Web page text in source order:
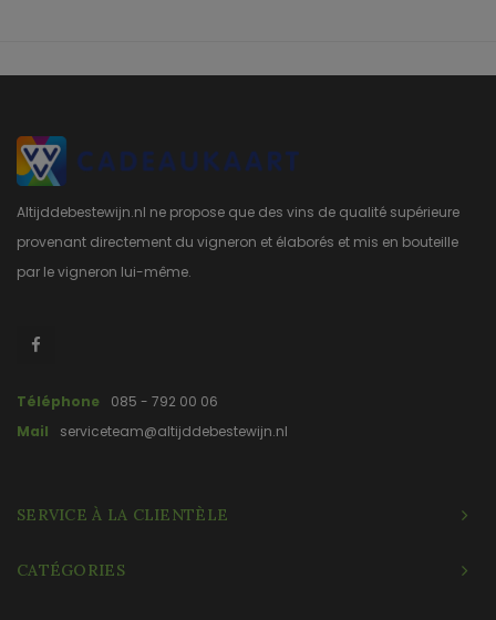
Altijddebestewijn.nl ne propose que des vins de qualité supérieure
provenant directement du vigneron et élaborés et mis en bouteille
par le vigneron lui-même.
Téléphone
085 - 792 00 06
Mail
serviceteam@altijddebestewijn.nl
SERVICE À LA CLIENTÈLE
CATÉGORIES